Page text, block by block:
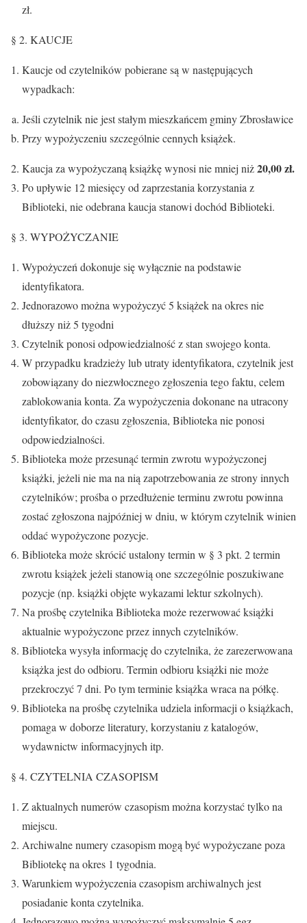
zł.
§ 2. KAUCJE
Kaucje od czytelników pobierane są w następujących
wypadkach:
Jeśli czytelnik nie jest stałym mieszkańcem gminy Zbrosławice
Przy wypożyczeniu szczególnie cennych książek.
Kaucja za wypożyczaną książkę wynosi nie mniej niż20,00 zł.
Po upływie 12 miesięcy od zaprzestania korzystania z
Biblioteki, nie odebrana kaucja stanowi dochód Biblioteki.
§ 3. WYPOŻYCZANIE
Wypożyczeń dokonuje się wyłącznie na podstawie
identyfikatora.
Jednorazowo można wypożyczyć 5 książek na okres nie
dłuższy niż 5 tygodni
Czytelnik ponosi odpowiedzialność z stan swojego konta.
W przypadku kradzieży lub utraty identyfikatora, czytelnik jest
zobowiązany do niezwłocznego zgłoszenia tego faktu, celem
zablokowania konta. Za wypożyczenia dokonane na utracony
identyfikator, do czasu zgłoszenia, Biblioteka nie ponosi
odpowiedzialności.
Biblioteka może przesunąć termin zwrotu wypożyczonej
książki, jeżeli nie ma na nią zapotrzebowania ze strony innych
czytelników; prośba o przedłużenie terminu zwrotu powinna
zostać zgłoszona najpóźniej w dniu, w którym czytelnik winien
oddać wypożyczone pozycje.
Biblioteka może skrócić ustalony termin w § 3 pkt. 2 termin
zwrotu książek jeżeli stanowią one szczególnie poszukiwane
pozycje (np. książki objęte wykazami lektur szkolnych).
Na prośbę czytelnika Biblioteka może rezerwować książki
aktualnie wypożyczone przez innych czytelników.
Biblioteka wysyła informację do czytelnika, że zarezerwowana
książka jest do odbioru. Termin odbioru książki nie może
przekroczyć 7 dni. Po tym terminie książka wraca na półkę.
Biblioteka na prośbę czytelnika udziela informacji o książkach,
pomaga w doborze literatury, korzystaniu z katalogów,
wydawnictw informacyjnych itp.
§ 4. CZYTELNIA CZASOPISM
Z aktualnych numerów czasopism można korzystać tylko na
miejscu.
Archiwalne numery czasopism mogą być wypożyczane poza
Bibliotekę na okres 1 tygodnia.
Warunkiem wypożyczenia czasopism archiwalnych jest
posiadanie konta czytelnika.